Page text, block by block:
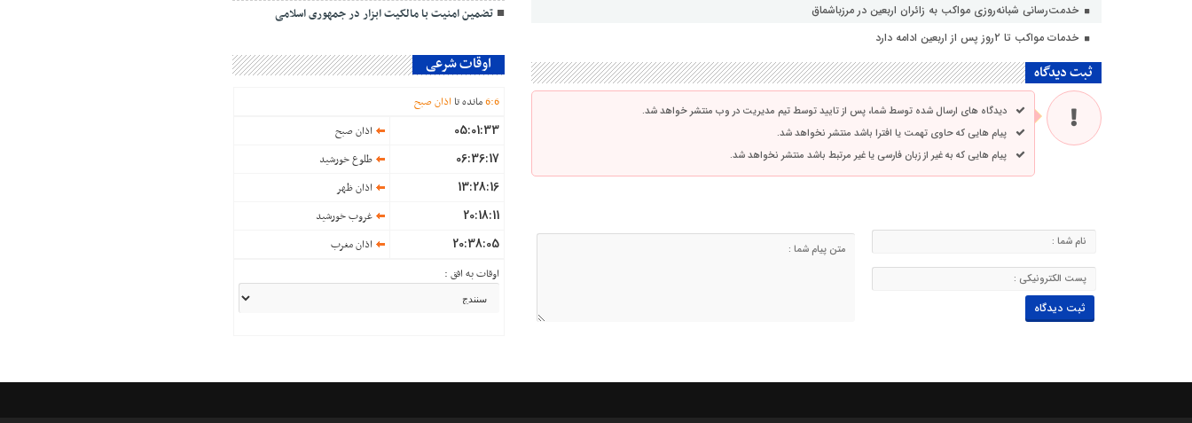
خدمت‌رسانی شبانه‌روزی مواکب به زائران اربعین در مرزباشماق
خدمات مواکب تا ۲روز پس از اربعین ادامه دارد
ثبت دیدگاه
دیدگاه های ارسال شده توسط شما، پس از تایید توسط تیم مدیریت در وب منتشر خواهد شد.
پیام هایی که حاوی تهمت یا افترا باشد منتشر نخواهد شد.
پیام هایی که به غیر از زبان فارسی یا غیر مرتبط باشد منتشر نخواهد شد.
تضمین امنیت با مالکیت ابزار در جمهوری اسلامی
اوقات شرعی
6:6 مانده تا اذان صبح
05:01:33 اذان صبح
06:36:17 طلوع خورشید
13:28:16 اذان ظهر
20:18:11 غروب خورشید
20:38:05
اذان مغرب
اوقات به افق :